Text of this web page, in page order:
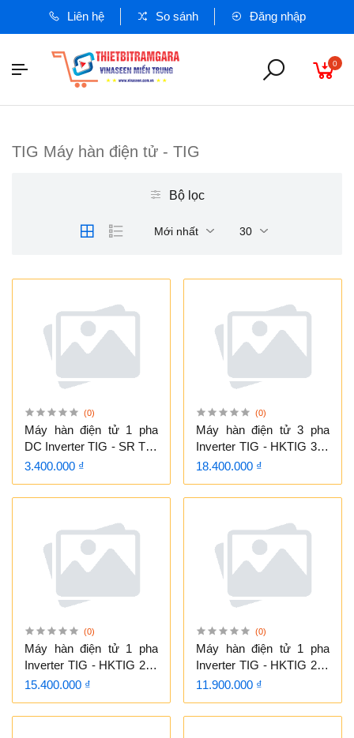
Liên hệ So sánh Đăng nhập
0
TIG Máy hàn điện tử - TIG
Bộ lọc
Mới nhất 30
(0)
Máy hàn điện tử 1 pha
DC Inverter TIG - SR TIG
200R
3.400.000 ₫
(0)
Máy hàn điện tử 3 pha
Inverter TIG - HKTIG 315
AC/DC
18.400.000 ₫
(0)
Máy hàn điện tử 1 pha
Inverter TIG - HKTIG 250
AC/DC
15.400.000 ₫
(0)
Máy hàn điện tử 1 pha
Inverter TIG - HKTIG 200
AC/DC
11.900.000 ₫